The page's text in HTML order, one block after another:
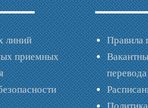
линий
приемных
Правила
перевода